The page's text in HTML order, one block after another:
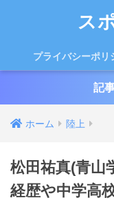
ス
プライバシーポリ
記
ホーム 陸上
松田祐真(青山
経歴や中学高